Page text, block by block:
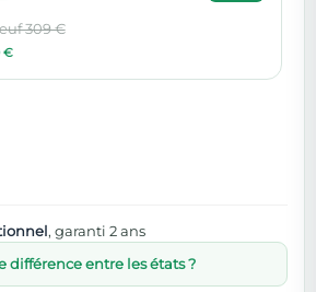
309 €
€
, garanti 2 ans
différence entre les états ?